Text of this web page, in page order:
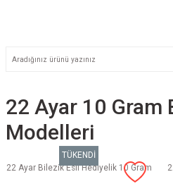
22 Ayar 10 Gram
Modelleri
TÜKENDİ
22 Ayar Bilezik Esli Hediyelik 10 Gram